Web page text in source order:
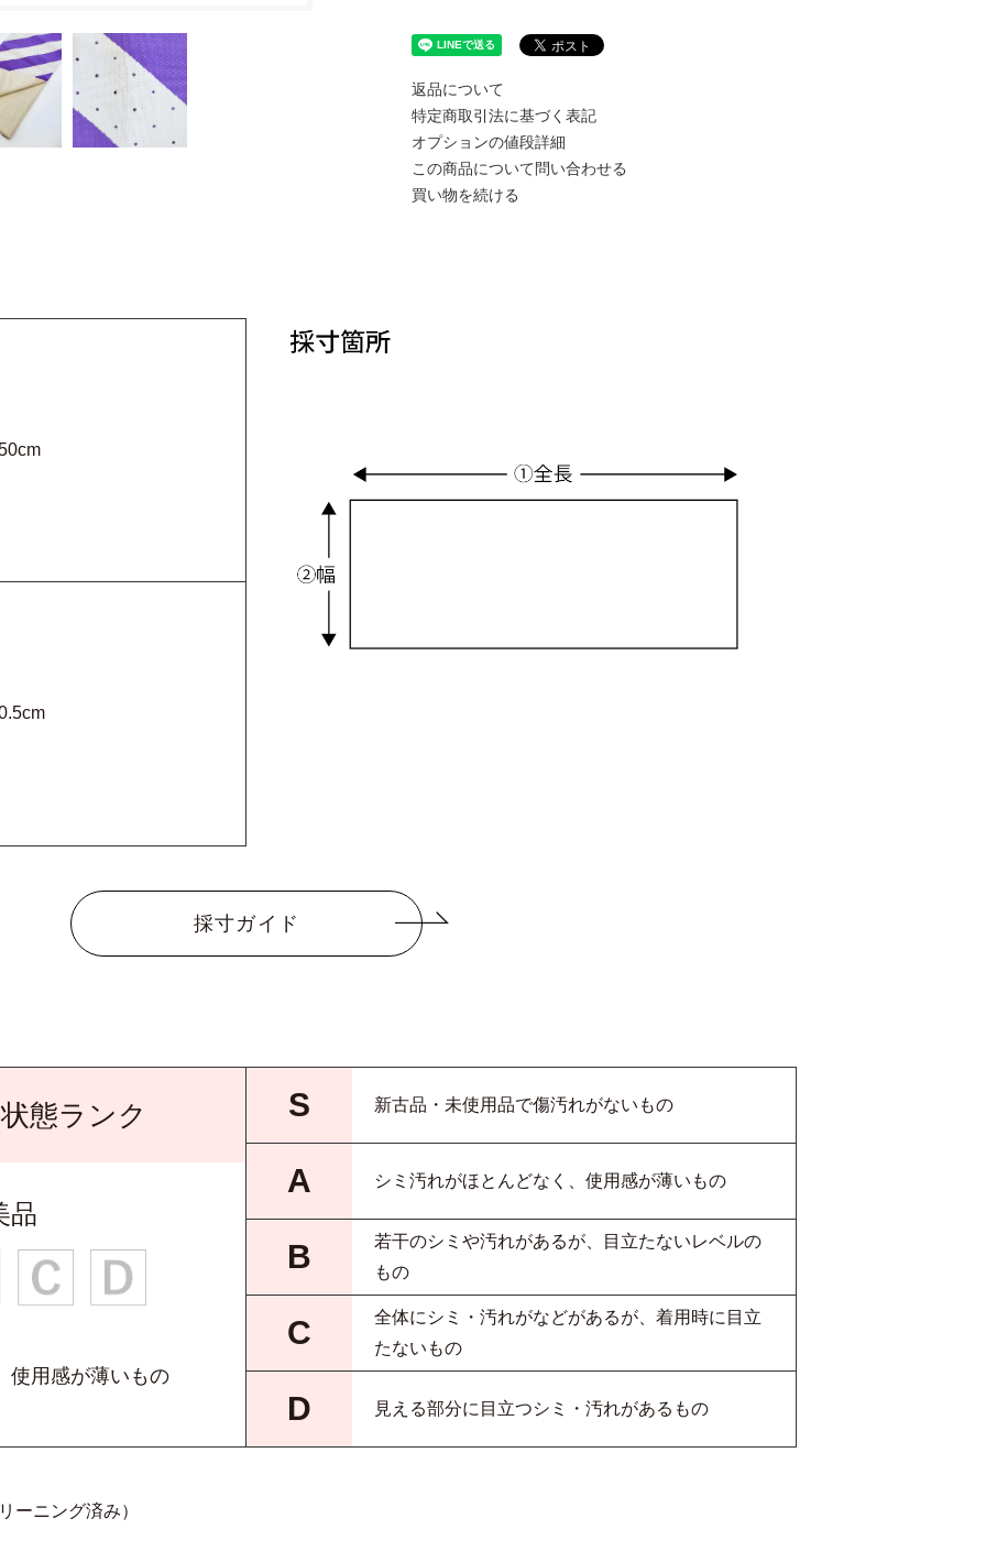
返品について
特定商取引法に基づく表記
オプションの値段詳細
この商品について問い合わせる
買い物を続ける
採寸ガイド
態ランク
品
使用感が薄いもの
S 新古品・未使用品で傷汚れがないもの
A シミ汚れがほとんどなく、使用感が薄いもの
B
若干のシミや汚れがあるが、目立たないレベルの
もの
C
全体にシミ・汚れがなどがあるが、着用時に目立
たないもの
D 見える部分に目立つシミ・汚れがあるもの
ーニング済み）